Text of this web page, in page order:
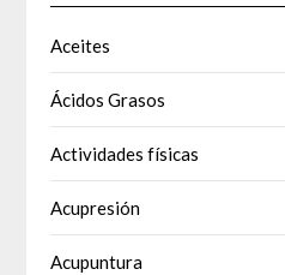
Aceites
Ácidos Grasos
Actividades físicas
Acupresión
Acupuntura